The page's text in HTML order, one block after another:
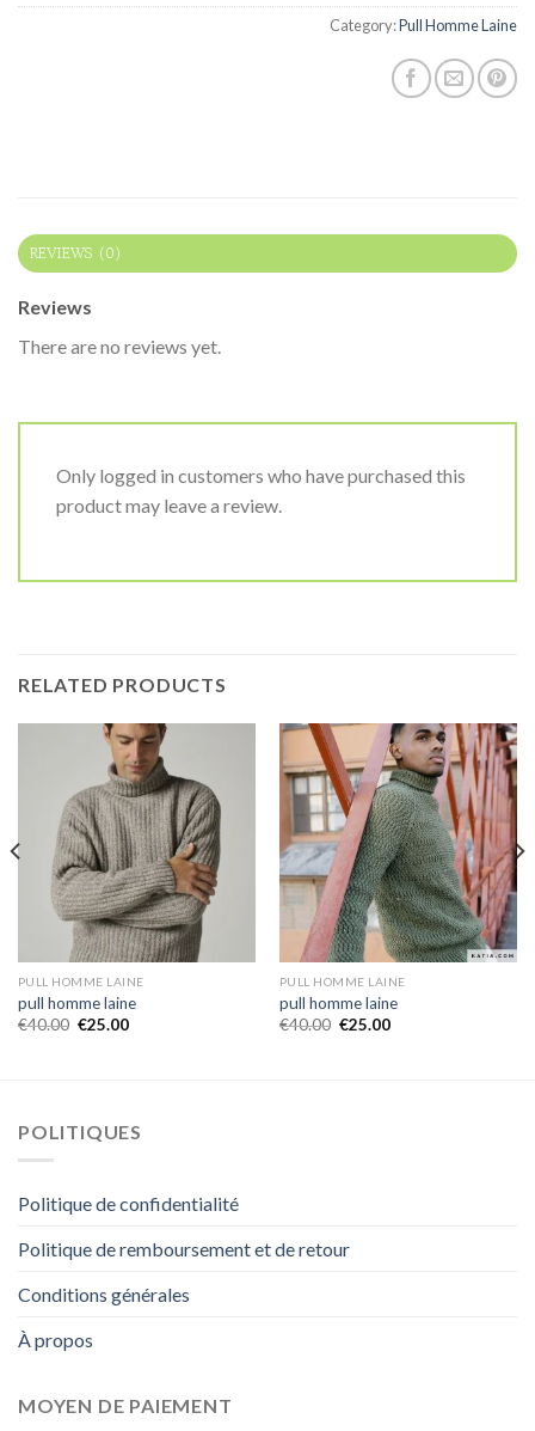
Category:Pull Homme Laine
REVIEWS (0)
Reviews
There are no reviews yet.
Only logged in customers who have purchased this
product may leave a review.
RELATED PRODUCTS
PULL HOMME LAINE
pull homme laine
€40.00 €25.00
PULL HOMME LAINE
pull homme laine
€40.00 €25.00
POLITIQUES
Politique de confidentialité
Politique de remboursement et de retour
Conditions générales
À propos
MOYEN DE PAIEMENT